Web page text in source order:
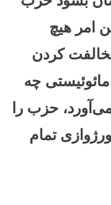
امر هیچ
کردن
چه
حزب را
تمام